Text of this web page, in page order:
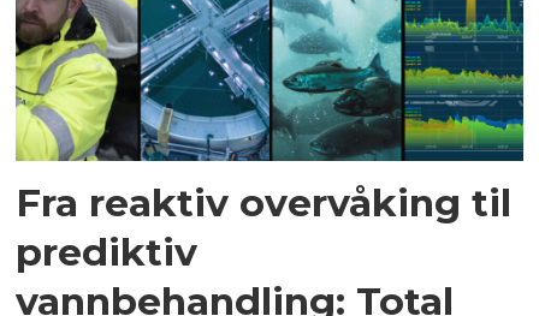
Fra reaktiv overvåking til
prediktiv
vannbehandling: Total